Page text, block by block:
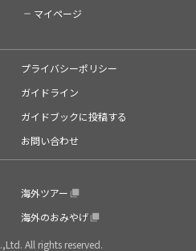
マイページ
プライバシーポリシー
ガイドライン
ガイドブックに投稿する
お問い合わせ
海外ツアー
海外のおみやげ
All rights reserved.